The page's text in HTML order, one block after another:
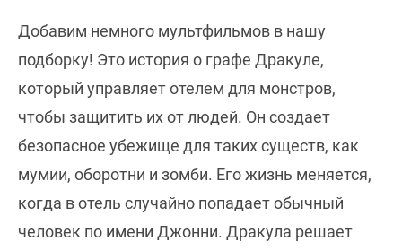
Добавим немного мультфильмов в нашу
подборку! Это история о графе Дракуле,
который управляет отелем для монстров,
чтобы защитить их от людей. Он создает
безопасное убежище для таких существ, как
мумии, оборотни и зомби. Его жизнь меняется,
когда в отель случайно попадает обычный
человек по имени Джонни. Дракула решает